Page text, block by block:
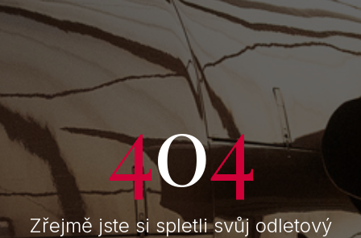
404
Zřejmě jste si spletli svůj odletový